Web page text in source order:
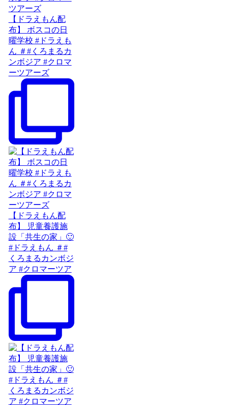
【ドラえもん配
布】 ボスコの日
曜学校 #ドラえも
ん ＃#くろまるカ
ンボジア #クロマ
ーツアーズ
【ドラえもん配
布】 児童養護施
設「共生の家」🙂
#ドラえもん ＃#
くろまるカンボジ
ア #クロマーツア